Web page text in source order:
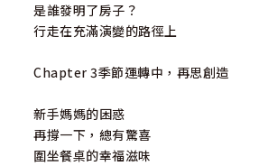
是誰發明了房子？
行走在充滿演變的路徑上
Chapter 3季節運轉中，再思創造
新手媽媽的困惑
再撐一下，總有驚喜
圍坐餐桌的幸福滋味